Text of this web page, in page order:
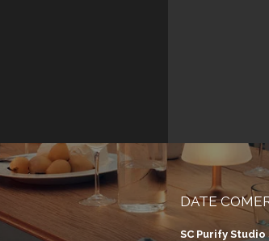
DATE
SC Purify Studio